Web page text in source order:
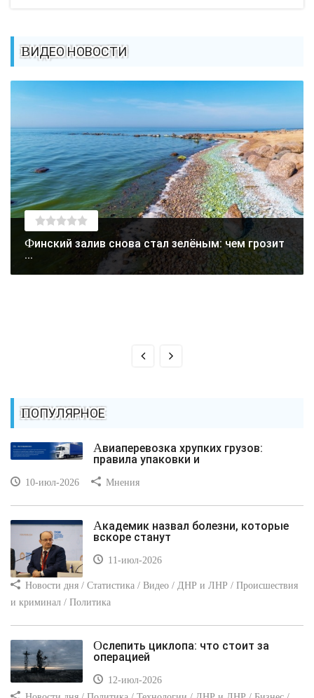
ВИДЕО НОВОСТИ
Финский залив снова стал зелёным: чем грозит
...
ПОПУЛЯРНОЕ
Авиаперевозка хрупких грузов:
правила упаковки и
10-июл-2026 Мнения
Академик назвал болезни, которые
вскоре станут
11-июл-2026
Новости дня / Статистика / Видео / ДНР и ЛНР / Происшествия
и криминал / Политика
Ослепить циклопа: что стоит за
операцией
12-июл-2026